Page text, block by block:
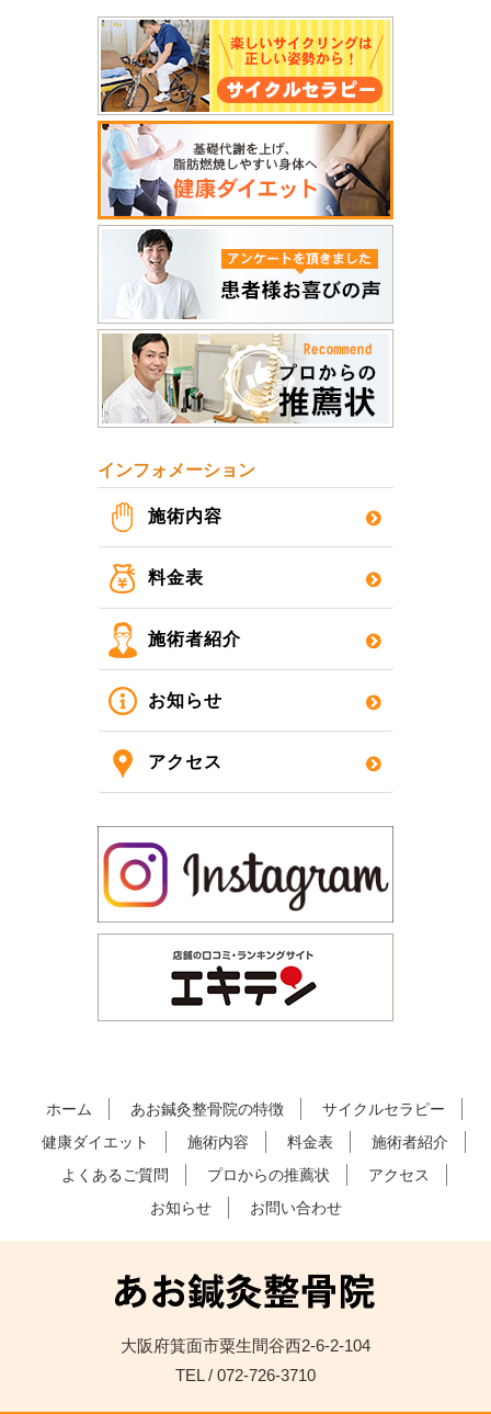
インフォメーション
施術内容
料金表
施術者紹介
お知らせ
アクセス
ホーム あお鍼灸整骨院の特徴
サイクルセラピー
健康ダイエット
施術内容 料金表
施術者紹介
よくあるご質問
プロからの推薦状
アクセス
お知らせ
お問い合わせ
大阪府箕面市粟生間谷西2-6-2-104
TEL / 072-726-3710